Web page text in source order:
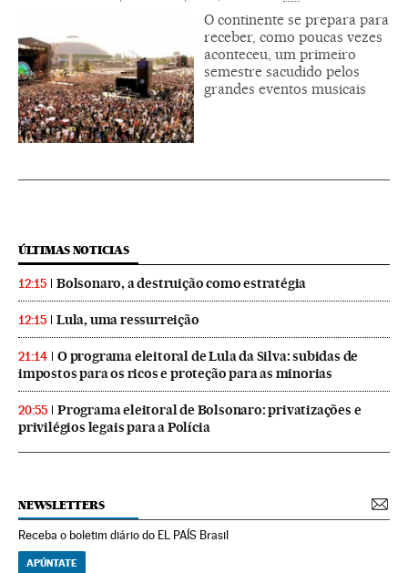
O continente se prepara para
receber, como poucas vezes
aconteceu, um primeiro
semestre sacudido pelos
grandes eventos musicais
ÚLTIMAS NOTICIAS
12:15 Bolsonaro, a destruição como estratégia
12:15 Lula, uma ressurreição
21:14
O programa eleitoral de Lula da Silva: subidas de
impostos para os ricos e proteção para as minorias
20:55
Programa eleitoral de Bolsonaro: privatizações e
privilégios legais para a Polícia
NEWSLETTERS
Receba o boletim diário do EL PAÍS Brasil
APÚNTATE